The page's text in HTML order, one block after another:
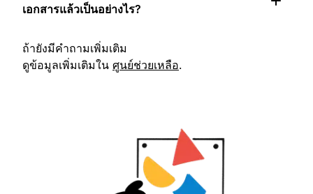
เอกสารแล้วเป็นอย่างไร?
ถ้ายังมีคำถามเพิ่มเติม
ดูข้อมูลเพิ่มเติมใน ศูนย์ช่วยเหลือ.